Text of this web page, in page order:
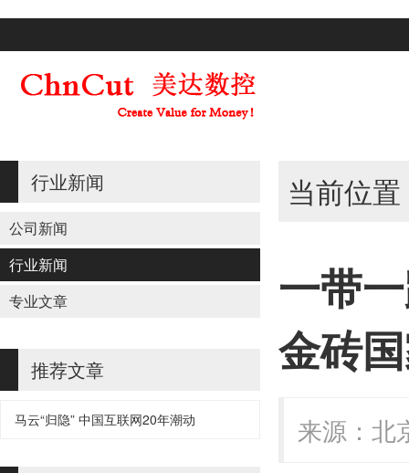
行业新闻
公司新闻
行业新闻
专业文章
推荐文章
马云“归隐” 中国互联网20年潮动
当前位
一带
金砖
来源：北